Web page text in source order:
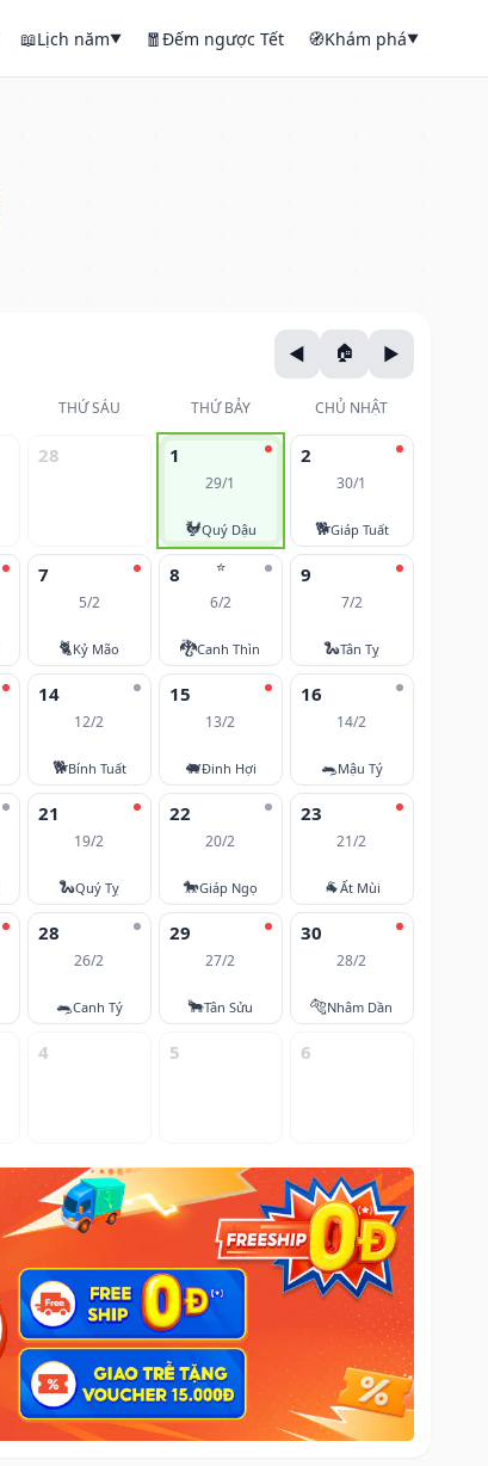
📖Lịch năm▼ 🧧Đếm ngược Tết 🧭Khám phá▼
THỨ SÁU THỨ BẢY CHỦ NHẬT
28 1
29/1
🐓Quý Dậu
2
30/1
🐕Giáp Tuất
7
5/2
🐈Kỷ Mão
⭐
8
6/2
🐉Canh Thìn
9
7/2
🐍Tân Tỵ
14
12/2
🐕Bính Tuất
15
13/2
🐖Đinh Hợi
16
14/2
🐀Mậu Tý
21
19/2
🐍Quý Tỵ
22
20/2
🐎Giáp Ngọ
23
21/2
🐐Ất Mùi
28
26/2
🐀Canh Tý
29
27/2
🐂Tân Sửu
30
28/2
🐅Nhâm Dần
4 5 6